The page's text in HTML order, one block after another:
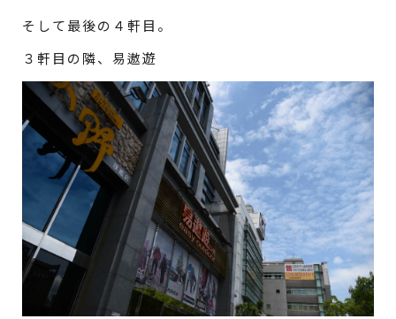
そして最後の４軒目。
３軒目の隣、易遨遊